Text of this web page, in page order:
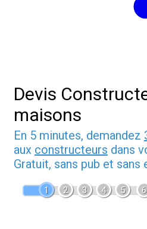
Devis
maisons
En 5 minutes, demandez
aux constructeurs dans
Gratuit, sans pub et sans
1 2 3 4 5 6